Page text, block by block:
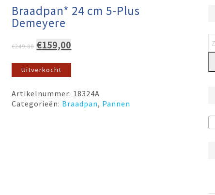
Braadpan* 24 cm 5-Plus
Demeyere
€249,00 Oorspronkelijke
was:
€159,00
Uitverkocht
Artikelnummer: 18324A
Categorieën: Braadpan, Pannen